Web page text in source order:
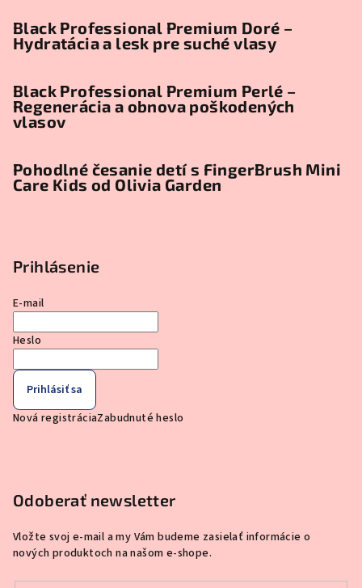
Black Professional Premium Doré –
Hydratácia a lesk pre suché vlasy
Black Professional Premium Perlé –
Regenerácia a obnova poškodených
vlasov
Pohodlné česanie detí s FingerBrush Mini
Care Kids od Olivia Garden
Prihlásenie
E-mail
Heslo
Prihlásiť sa
Nová registráciaZabudnuté heslo
Odoberať newsletter
Vložte svoj e-mail a my Vám budeme zasielať informácie o
nových produktoch na našom e-shope.